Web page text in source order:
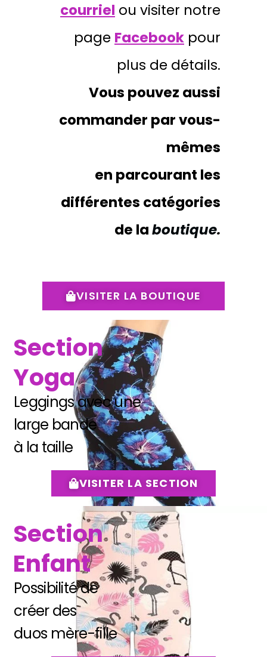
courriel ou visiter notre
page Facebook pour
plus de détails.
Vous pouvez aussi
commander par vous-
mêmes
en parcourant les
différentes catégories
de laboutique.
VISITER LA BOUTIQUE
Section
Yoga
Leggings avec une
large bande
à la taille
VISITER LA SECTION
Section
Enfant
Possibilité de
créer des
duos mère-fille